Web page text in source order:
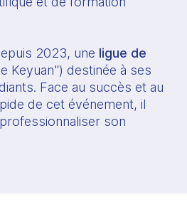
2023, une ligue de
Keyuan") destinée à ses
Face au succès et au
de cet événement, il
son